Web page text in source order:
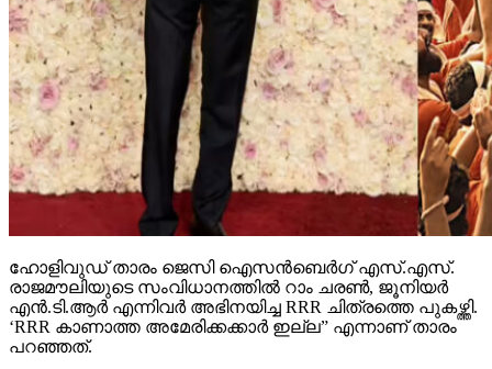
ഹോളിവുഡ് താരം ജെസി ഐസന്‍ബെര്‍ഗ് എസ്.എസ്.
രാജമൗലിയുടെ സംവിധാനത്തില്‍ റാം ചരണ്‍, ജൂനിയര്‍
എന്‍.ടി.ആര്‍ എന്നിവര്‍ അഭിനയിച്ച RRR ചിത്രത്തെ പുകഴ്ത്തി.
‘RRR കാണാത്ത അമേരിക്കക്കാര്‍ ഇല്ല” എന്നാണ് താരം
പറഞ്ഞത്.